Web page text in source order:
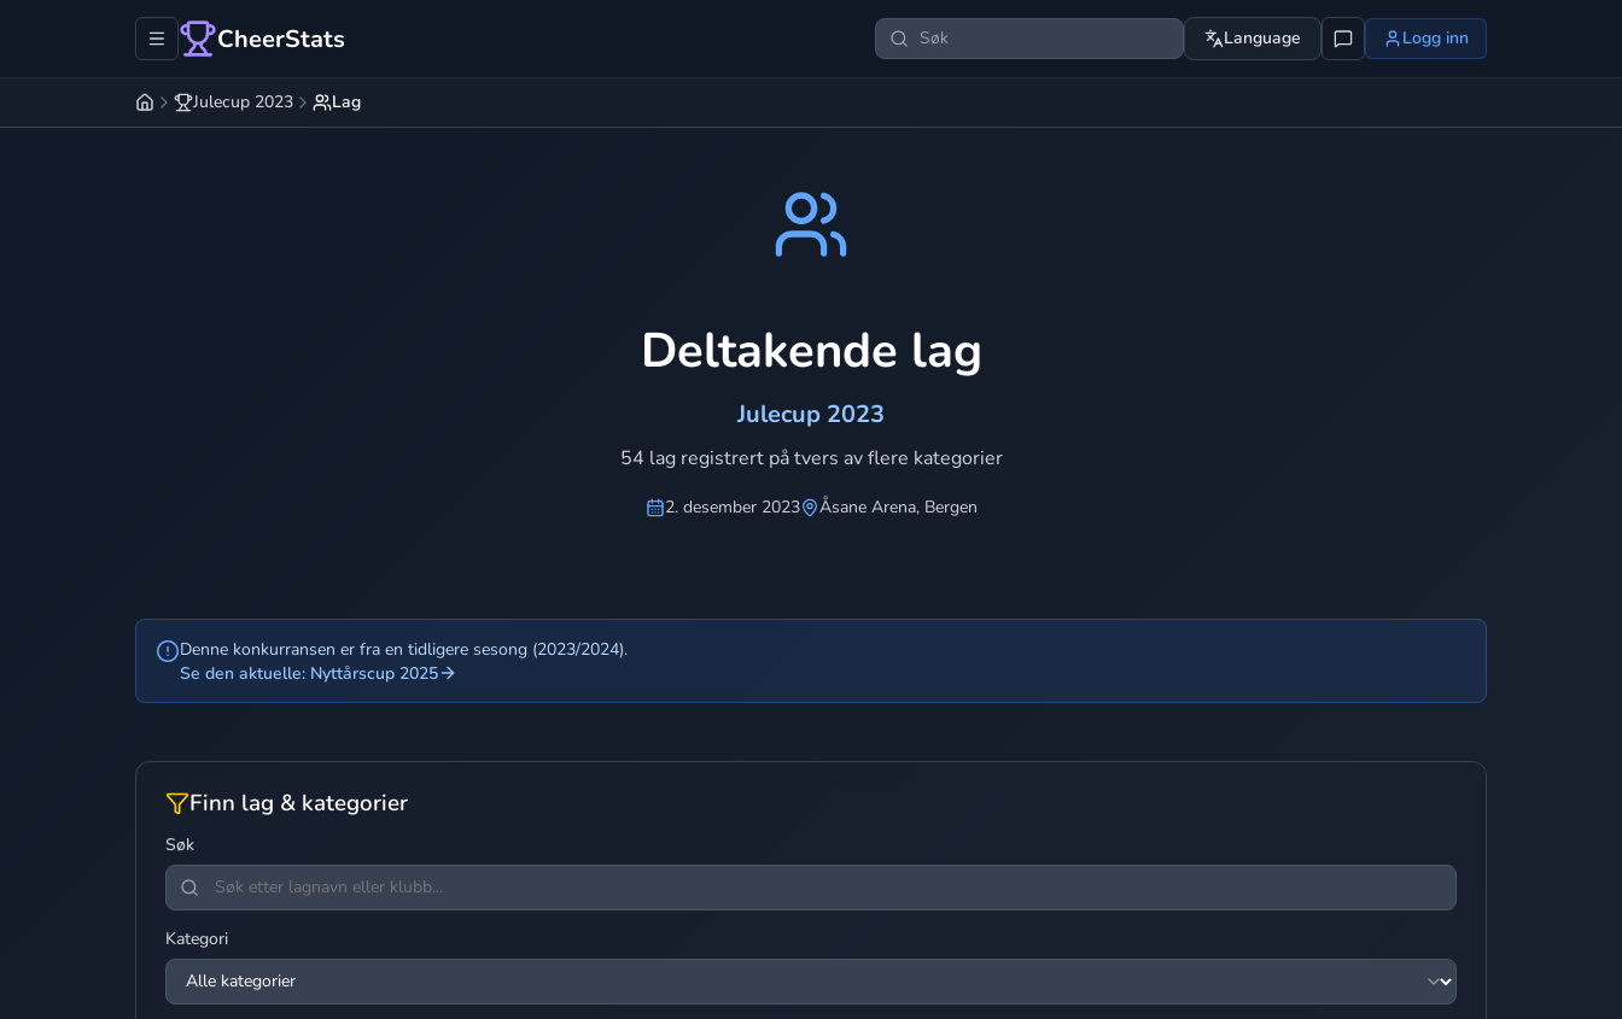
CheerStats Language Logg inn
Julecup 2023 Lag
Deltakende lag
Julecup 2023
54 lag registrert på tvers av flere kategorier
2. desember 2023 Åsane Arena, Bergen
Denne konkurransen er fra en tidligere sesong (2023/2024).
Se den aktuelle: Nyttårscup 2025
Finn lag & kategorier
Søk
Kategori